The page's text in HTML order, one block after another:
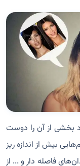
بخشی از آن را دوست
بیش از اندازه ریز
فاصله دار و ... از